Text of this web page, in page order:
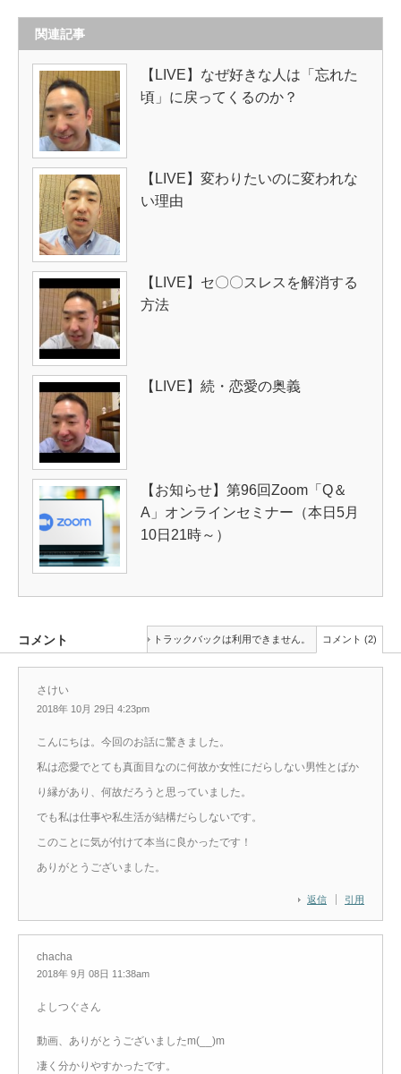
関連記事
【LIVE】なぜ好きな人は「忘れた
頃」に戻ってくるのか？
【LIVE】変わりたいのに変われな
い理由
【LIVE】セ〇〇スレスを解消する
方法
【LIVE】続・恋愛の奥義
【お知らせ】第96回Zoom「Q＆
A」オンラインセミナー（本日5月
10日21時～）
コメント トラックバックは利用できません。 コメント (2)
さけい
2018年 10月 29日 4:23pm
返信 引用
こんにちは。今回のお話に驚きました。
私は恋愛でとても真面目なのに何故か女性にだらしない男性とばか
り縁があり、何故だろうと思っていました。
でも私は仕事や私生活が結構だらしないです。
このことに気が付けて本当に良かったです！
ありがとうございました。
chacha
2018年 9月 08日 11:38am
よしつぐさん
動画、ありがとうございましたm(__)m
凄く分かりやすかったです。